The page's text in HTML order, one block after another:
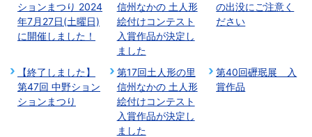
ションまつり 2024
年7月27日(土曜日)
に開催しました！
信州なかの 土人形
絵付けコンテスト
入賞作品が決定し
ました
の出没にご注意く
ださい
【終了しました】
第47回 中野ション
ションまつり
第17回土人形の里
信州なかの 土人形
絵付けコンテスト
入賞作品が決定し
ました
第40回礰珉展 入
賞作品